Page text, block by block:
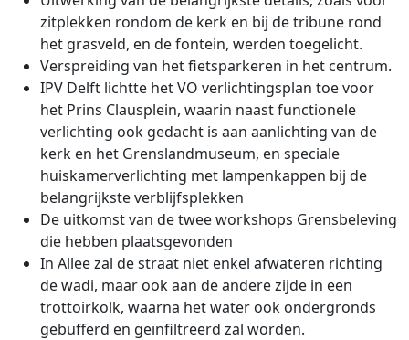
zitplekken rondom de kerk en bij de tribune rond
het grasveld, en de fontein, werden toegelicht.
Verspreiding van het fietsparkeren in het centrum.
IPV Delft lichtte het VO verlichtingsplan toe voor
het Prins Clausplein, waarin naast functionele
verlichting ook gedacht is aan aanlichting van de
kerk en het Grenslandmuseum, en speciale
huiskamerverlichting met lampenkappen bij de
belangrijkste verblijfsplekken
De uitkomst van de twee workshops Grensbeleving
die hebben plaatsgevonden
In Allee zal de straat niet enkel afwateren richting
de wadi, maar ook aan de andere zijde in een
trottoirkolk, waarna het water ook ondergronds
gebufferd en geïnfiltreerd zal worden.